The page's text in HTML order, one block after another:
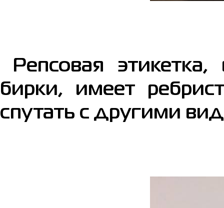
Репсовая
бирки, имеет
спутать с другими